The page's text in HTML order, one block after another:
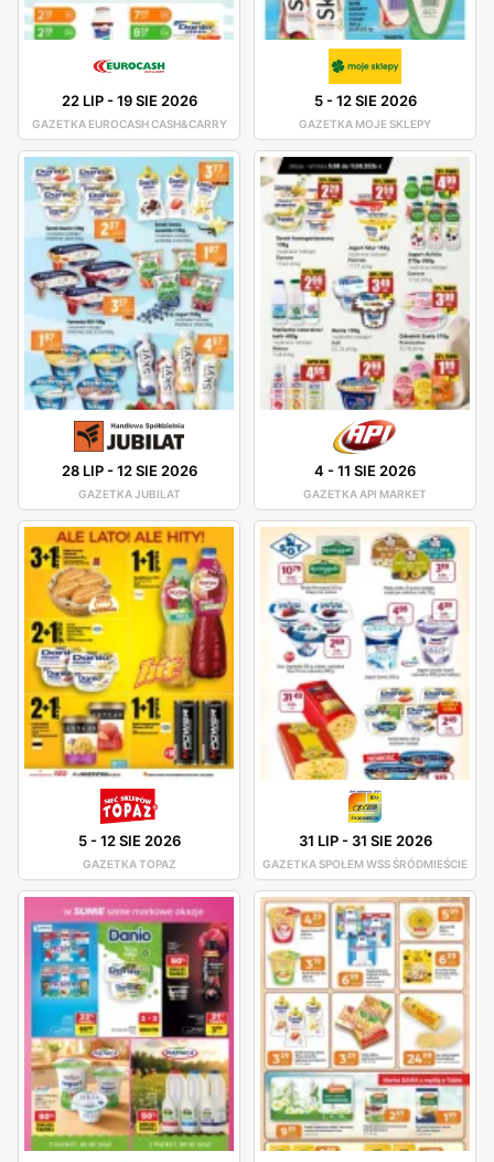
22 LIP-19 SIE 2026
GAZETKA EUROCASH CASH&CARRY
5-12 SIE 2026
GAZETKA MOJE SKLEPY
28 LIP-12 SIE 2026
GAZETKA JUBILAT
4 -11 SIE 2026
GAZETKA API MARKET
5-12 SIE 2026
GAZETKA TOPAZ
31 LIP- 31 SIE 2026
GAZETKA SPOŁEM WSS ŚRÓDMIEŚCIE